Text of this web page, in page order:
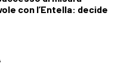
con l’Entella: decide